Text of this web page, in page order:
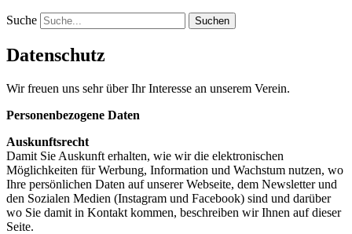
Suche
Datenschutz
Wir freuen uns sehr über Ihr Interesse an unserem Verein.
Personenbezogene Daten
Auskunftsrecht
Damit Sie Auskunft erhalten, wie wir die elektronischen
Möglichkeiten für Werbung, Information und Wachstum nutzen, wo
Ihre persönlichen Daten auf unserer Webseite, dem Newsletter und
den Sozialen Medien (Instagram und Facebook) sind und darüber
wo Sie damit in Kontakt kommen, beschreiben wir Ihnen auf dieser
Seite.